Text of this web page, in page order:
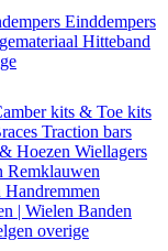
Einddempers
Hitteband
kits & Toe kits
Traction bars
Hoezen Wiellagers
Remklauwen
Handremmen
| Wielen Banden
overige